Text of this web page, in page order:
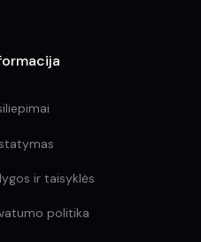
ir taisyklės
politika